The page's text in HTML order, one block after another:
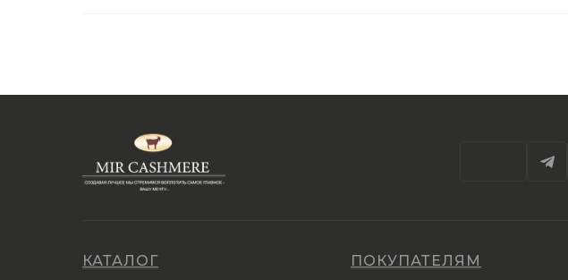
Выберите сумму
КАТАЛОГ ПОКУПАТЕЛЯМ